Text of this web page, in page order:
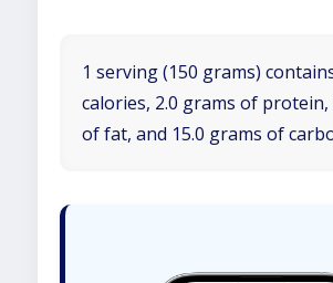
1 serving (150 grams)
calories, 2.0 grams of protein,
of fat, and 15.0 grams of